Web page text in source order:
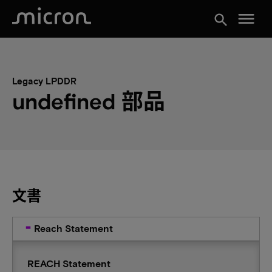
search menu
Legacy LPDDR
undefined 部品
文書
Reach Statement
REACH Statement